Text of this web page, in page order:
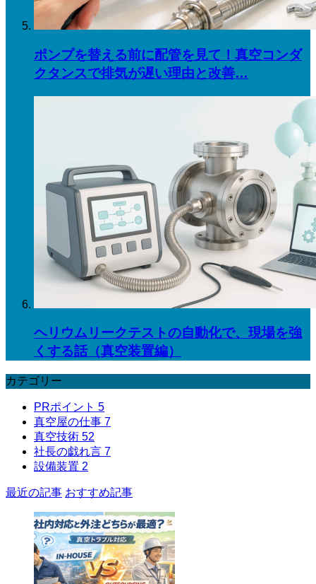
ポンプを替える前に配管を見て！真空コンダ
クタンスで排気が遅い理由と改善…
ヘリウムリークテストの自動化で、現場を強
くする話（真空装置編）
カテゴリー
PRポイント 5
真空屋の仕事 7
真空技術 52
社長の戯れ言 7
設備装置 2
最近の記事 おすすめ記事